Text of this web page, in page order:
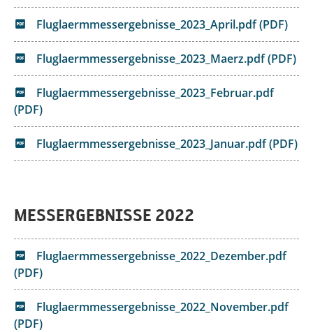
Fluglaermmessergebnisse_2023_April.pdf (PDF)
Fluglaermmessergebnisse_2023_Maerz.pdf (PDF)
Fluglaermmessergebnisse_2023_Februar.pdf
(PDF)
Fluglaermmessergebnisse_2023_Januar.pdf (PDF)
MESSERGEBNISSE 2022
Fluglaermmessergebnisse_2022_Dezember.pdf
(PDF)
Fluglaermmessergebnisse_2022_November.pdf
(PDF)